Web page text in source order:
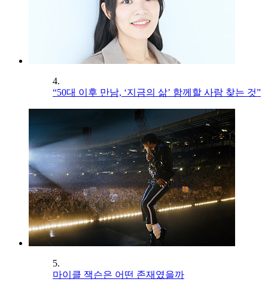
4.
“50대 이후 만남, ‘지금의 삶’ 함께할 사람 찾는 것”
5.
마이클 잭슨은 어떤 존재였을까